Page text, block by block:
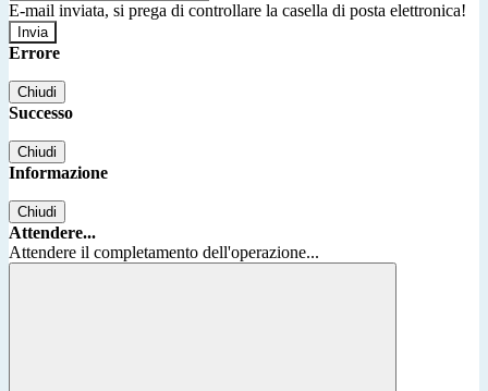
E-mail inviata, si prega di controllare la casella di posta elettronica!
Errore
Chiudi
Successo
Chiudi
Informazione
Chiudi
Attendere...
Attendere il completamento dell'operazione...